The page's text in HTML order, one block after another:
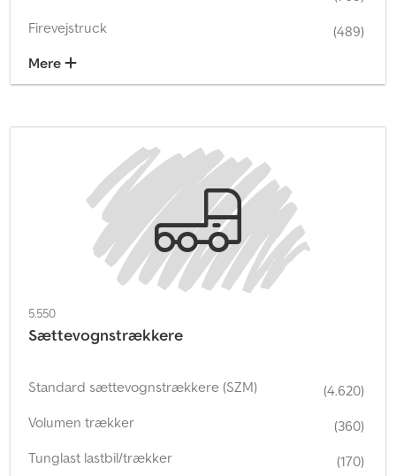
Firevejstruck
(489)
Mere
5.550
Sættevognstrækkere
Standard sættevognstrækkere (SZM)
(4.620)
Volumen trækker
(360)
Tunglast lastbil/trækker
(170)